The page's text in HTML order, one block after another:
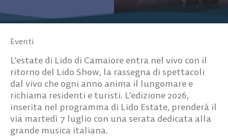
Eventi
L’estate di Lido di Camaiore entra nel vivo con il
ritorno del Lido Show, la rassegna di spettacoli
dal vivo che ogni anno anima il lungomare e
richiama residenti e turisti. L’edizione 2026,
inserita nel programma di Lido Estate, prenderà il
via martedì 7 luglio con una serata dedicata alla
grande musica italiana.